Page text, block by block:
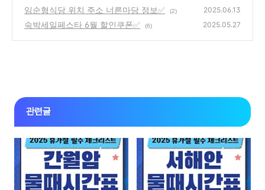
임순형식당 위치 주소 너른마당 정보✅ (2) 2025.06.13
숙박세일페스타 6월 할인쿠폰✅ (6) 2025.05.27
관련글